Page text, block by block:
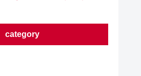
category